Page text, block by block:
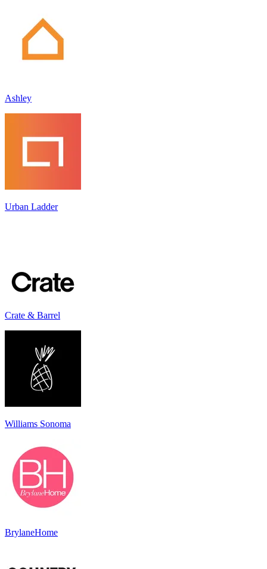
Ashley
Urban Ladder
Crate & Barrel
Williams Sonoma
BrylaneHome